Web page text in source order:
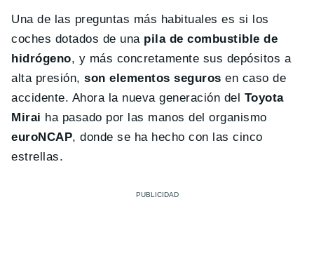
Una de las preguntas más habituales es si los
coches dotados de una pila de combustible de
hidrógeno, y más concretamente sus depósitos a
alta presión,son elementos seguros en caso de
accidente. Ahora la nueva generación del Toyota
Mirai ha pasado por las manos del organismo
euroNCAP, donde se ha hecho con las cinco
estrellas.